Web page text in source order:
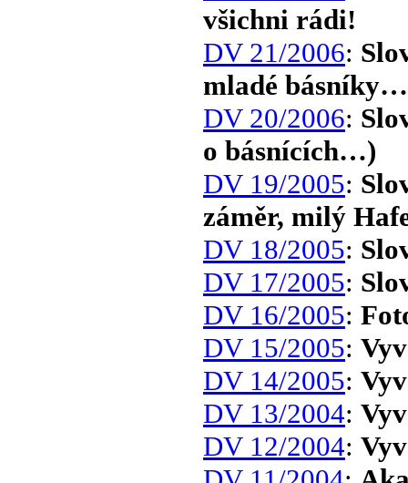
všichni rádi!
DV 21/2006:
mladé básníky…
DV 20/2006:
o básnících…)
DV 19/2005:
záměr, milý
DV 18/2005:
DV 17/2005:
DV 16/2005:
DV 15/2005:
DV 14/2005:
DV 13/2004:
DV 12/2004: